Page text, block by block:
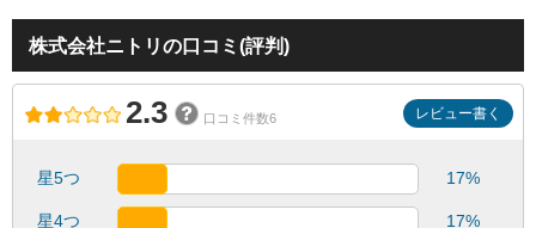
株式会社ニトリの口コミ(評判)
2.3 口コミ件数6 レビュー書く
星5つ 17%
星4つ 17%